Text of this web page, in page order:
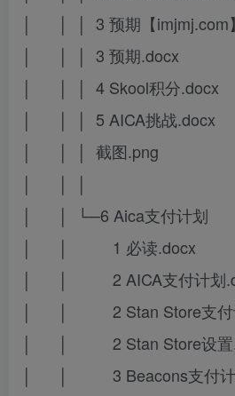
│ │ │ 3 预期【imjmj.com
│ │ │ 3 预期.docx
│ │ │ 4 Skool积分.docx
│ │ │ 5 AICA挑战.docx
│ │ │ 截图.png
│ │ │
│ │ └─6 Aica支付计划
│ │ 1 必读.docx
│ │ 2 AICA支付计划
│ │ 2 Stan Store支付
│ │ 2 Stan Store设置
│ │ 3 Beacons支付计